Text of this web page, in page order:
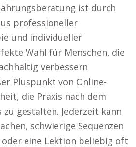
ist durch
professioneller
und individueller
Wahl für Menschen, die
verbessern
Pluspunkt von Online-
die Praxis nach dem
zu gestalten. Jederzeit kann
schwierige Sequenzen
oder eine Lektion beliebig oft